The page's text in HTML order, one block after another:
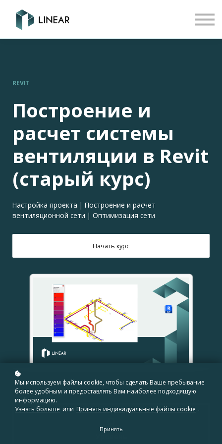
РЕГИСТРАЦИЯ
REVIT
Построение и
расчет системы
вентиляции в Revit
(старый курс)
Настройка проекта | Построение и расчет
вентиляционной сети | Оптимизация сети
Начать курс
Мы используем файлы cookie, чтобы сделать Ваше пребывание
более удобным и предоставлять Вам наиболее подходящую
информацию.
Узнать больше или Принять индивидуальные файлы cookie .
Принять